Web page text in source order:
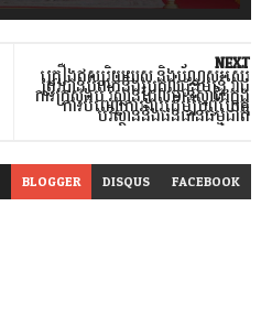
NEXT
គ្រឿងឥស្សរិយយស និងប័ណ្ណសរសើរ
ត្រូវបានបំពាក់និងប្រគល់ជូនមន្ត្រី រាជ
ការក្រសួងប រិស្ថានដែលមានស្នាដៃក្នុង
ការបំពេញការងារដើម្បីបុព្វហេតុ
បរិស្ថាននិងធនធានធម្មជាតិ
BLOGGER DISQUS FACEBOOK